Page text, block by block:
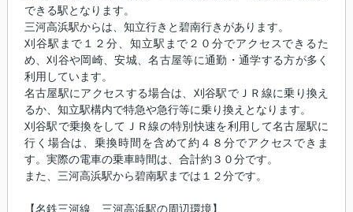
できる駅となります。
三河高浜駅からは、知立行きと碧南行きがあります。
刈谷駅まで１２分、知立駅まで２０分でアクセスできるた
め、刈谷や岡崎、安城、名古屋等に通勤・通学する方が多く
利用しています。
名古屋駅にアクセスする場合は、刈谷駅でＪＲ線に乗り換え
るか、知立駅構内で特急や急行等に乗り換えとなります。
刈谷駅で乗換をしてＪＲ線の特別快速を利用して名古屋駅に
行く場合は、乗換時間を含めて約４８分でアクセスできま
す。実際の電車の乗車時間は、合計約３０分です。
また、三河高浜駅から碧南駅までは１２分です。
【名鉄三河線 三河高浜駅の周辺環境】